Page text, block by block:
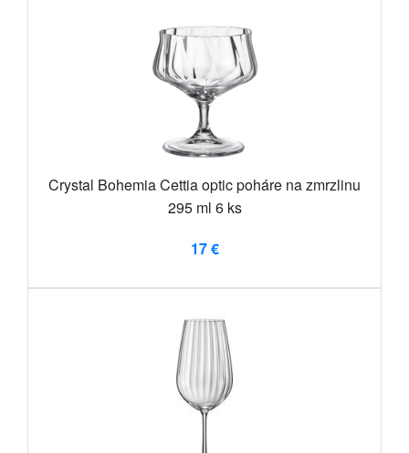
Crystal Bohemia Cettia optic poháre na zmrzlinu
295 ml 6 ks
17 €